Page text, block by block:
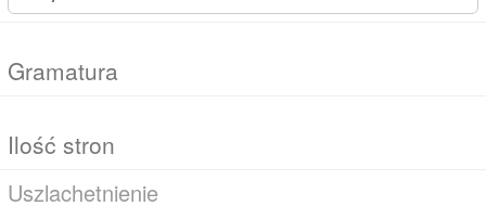
Uszlachetnienie